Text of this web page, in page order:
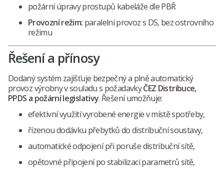
požární úpravy prostupů kabeláže dle PBŘ
Provozní režim: paralelní provoz s DS, bez ostrovního
režimu
Řešení a přínosy
Dodaný systém zajišťuje bezpečný a plně automatický
provoz výrobny v souladu s požadavkyČEZ Distribuce,
PPDS a požární legislativy. Řešení umožňuje:
efektivní využití vyrobené energie v místě spotřeby,
řízenou dodávku přebytků do distribuční soustavy,
automatické odpojení při poruše distribuční sítě,
opětovné připojení po stabilizaci parametrů sítě,